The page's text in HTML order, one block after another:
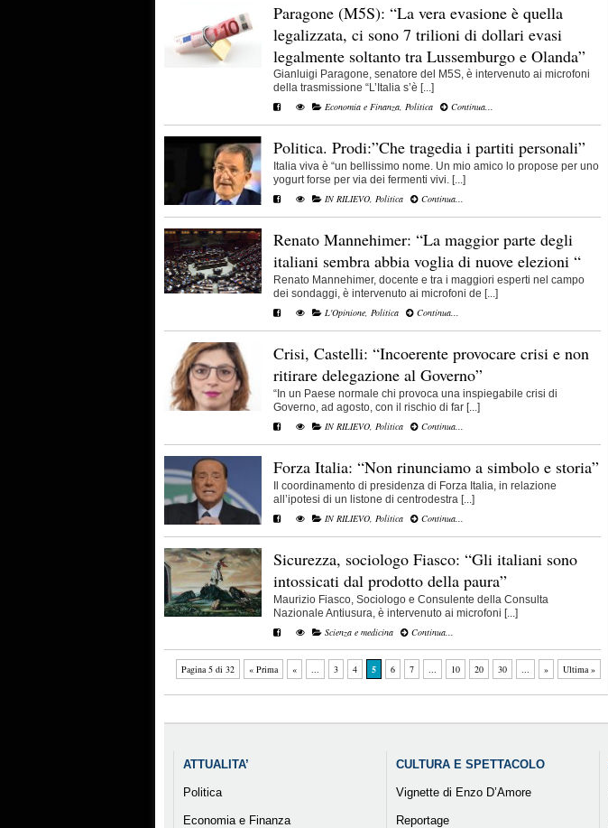
Paragone (M5S): “La vera evasione è quella
legalizzata, ci sono 7 trilioni di dollari evasi
legalmente soltanto tra Lussemburgo e Olanda”
Gianluigi Paragone, senatore del M5S, è intervenuto ai microfoni
della trasmissione “L’Italia s’è [...]
Economia e Finanza, Politica Continua...
Politica. Prodi:”Che tragedia i partiti personali”
Italia viva è “un bellissimo nome. Un mio amico lo propose per uno
yogurt forse per via dei fermenti vivi. [...]
IN RILIEVO, Politica Continua...
Renato Mannehimer: “La maggior parte degli
italiani sembra abbia voglia di nuove elezioni “
Renato Mannehimer, docente e tra i maggiori esperti nel campo
dei sondaggi, è intervenuto ai microfoni de [...]
L'Opinione, Politica Continua...
Crisi, Castelli: “Incoerente provocare crisi e non
ritirare delegazione al Governo”
“In un Paese normale chi provoca una inspiegabile crisi di
Governo, ad agosto, con il rischio di far [...]
IN RILIEVO, Politica Continua...
Forza Italia: “Non rinunciamo a simbolo e storia”
Il coordinamento di presidenza di Forza Italia, in relazione
all’ipotesi di un listone di centrodestra [...]
IN RILIEVO, Politica Continua...
Sicurezza, sociologo Fiasco: “Gli italiani sono
intossicati dal prodotto della paura”
Maurizio Fiasco, Sociologo e Consulente della Consulta
Nazionale Antiusura, è intervenuto ai microfoni [...]
Scienza e medicina
Continua...
Pagina 5 di 32 « Prima « ... 3 4 5 6 7 ... 10 20 30 ... » Ultima »
ATTUALITA’
Politica
Economia e Finanza
CULTURA E SPETTACOLO
Vignette di Enzo D’Amore
Reportage